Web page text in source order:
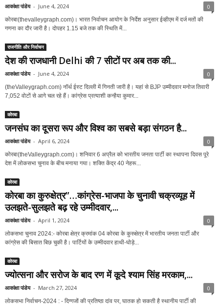
आकांक्षा पांडेय - June 4, 2024 0
कोरबा(thevalleygraph.com)। भारत निर्वाचन आयोग के निर्देश अनुसार ईव्हीएम में दर्ज मतों की
गणना का दौर जारी है। दोपहर 1.15 बजे तक की स्थिति में...
राजनीति और निर्वाचन
देश की राजधानी Delhi की 7 सीटों पर अब तक की...
आकांक्षा पांडेय - June 4, 2024 0
(theValleygraph.com) नॉर्थ ईस्ट दिल्ली में गिनती जारी है। यहां से BJP उम्मीदवार मनोज तिवारी
7,052 वोटों से आगे चल रहे हैं। कांग्रेस प्रत्याशी कन्हैया कुमार...
कोरबा
जनसंघ का दूसरा रूप और विश्व का सबसे बड़ा संगठन है...
आकांक्षा पांडेय - April 6, 2024 0
कोरबा(theValleygraph.com)। शनिवार 6 अप्रैल को भारतीय जनता पार्टी का स्थापना दिवस पूरे
देश में लोकसभा चुनाव के बीच मनाया गया। शक्ति केंद्र 40 नेहरू...
कोरबा
कोरबा का कुरुक्षेत्र”…कांग्रेस-भाजपा के चुनावी चक्रव्यूह में
उलझते-सुलझते बढ़ रहे उम्मीदवार,...
आकांक्षा पांडेय - April 1, 2024 0
लोकसभा चुनाव 2024:- कोरबा क्षेत्र क्रमांक 04 कोरबा के कुरुक्षेत्र में भारतीय जनता पार्टी और
कांग्रेस की बिसात बिछ चुकी है। पार्टियों के उम्मीदवार हाथी-घोड़े...
कोरबा
ज्योत्सना और सरोज के बाद रण में कूदे श्याम सिंह मरकाम,...
आकांक्षा पांडेय - March 27, 2024 0
लोकसभा निर्वाचन-2024 : - दिग्गजों की प्रतिष्ठा दांव पर, घातक हो सकती है स्थानीय पार्टी की